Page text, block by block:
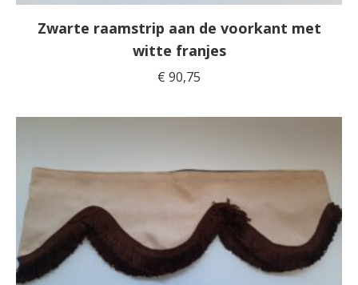
Zwarte raamstrip aan de voorkant met
witte franjes
€ 90,75